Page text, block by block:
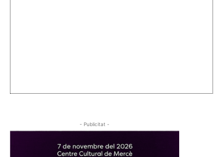
- Publicitat -